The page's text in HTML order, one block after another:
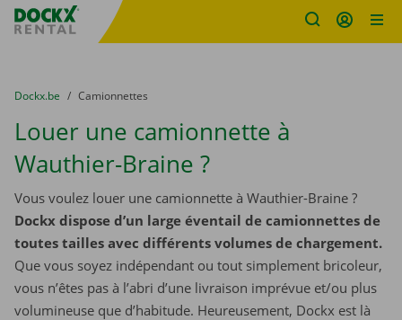
sitename
You are here:
du
Dockx.be to
Camionnettes
Louer une camionnette à
Wauthier-Braine ?
Vous voulez louer une camionnette à Wauthier-Braine ?
Dockx dispose d’un large éventail de camionnettes de
toutes tailles avec différents volumes de chargement.
Que vous soyez indépendant ou tout simplement bricoleur,
vous n’êtes pas à l’abri d’une livraison imprévue et/ou plus
volumineuse que d’habitude. Heureusement, Dockx est là